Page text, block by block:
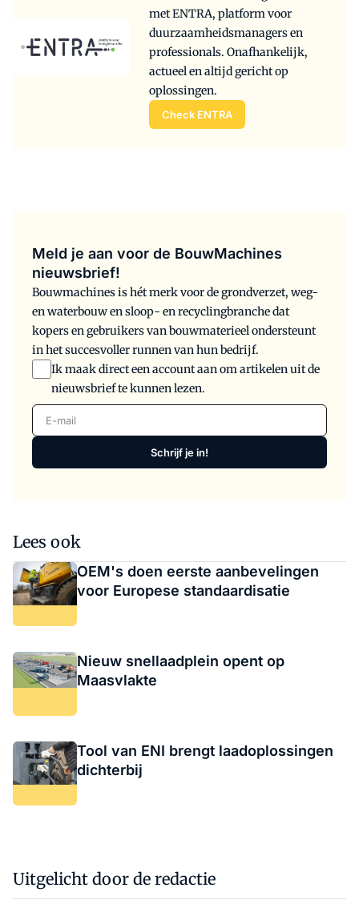
met ENTRA, platform voor
duurzaamheidsmanagers en
professionals. Onafhankelijk,
actueel en altijd gericht op
oplossingen.
Check ENTRA
Meld je aan voor de BouwMachines
nieuwsbrief!
Bouwmachines is hét merk voor de grondverzet, weg-
en waterbouw en sloop- en recyclingbranche dat
kopers en gebruikers van bouwmaterieel ondersteunt
in het succesvoller runnen van hun bedrijf.
Ik maak direct een account aan om artikelen uit de
nieuwsbrief te kunnen lezen.
E-mail
Schrijf je in!
Lees ook
OEM's doen eerste aanbevelingen
voor Europese standaardisatie
Nieuw snellaadplein opent op
Maasvlakte
Tool van ENI brengt laadoplossingen
dichterbij
Uitgelicht door de redactie